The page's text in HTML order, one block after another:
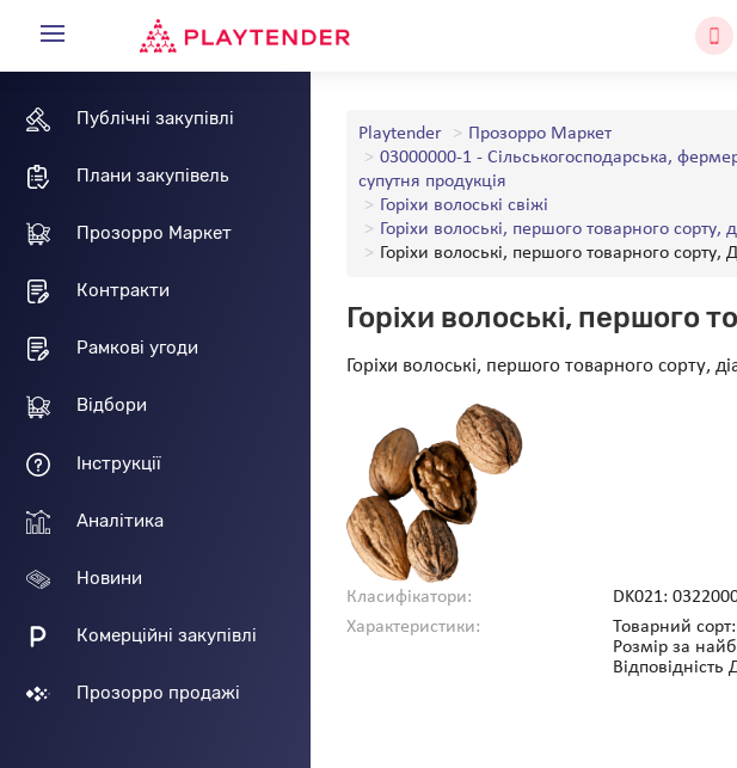
Публічні закупівлі
Плани закупівель
Прозорро Маркет
Контракти
Рамкові угоди
Відбори
Інструкції
Аналітика
Новини
Комерційні закупівлі
Прозорро продажі
Playtender
Прозорро Маркет
03000000-1 - Сільськогосподарська,
супутня продукція
Горіхи волоські свіжі
Горіхи волоські, першого товарного
Горіхи волоські, першого товарного сорту,
Горіхи волоські, першого
Горіхи волоські, першого товарного
Класифікатори:
DK021:
Характеристики:
Товарний
Розмір за